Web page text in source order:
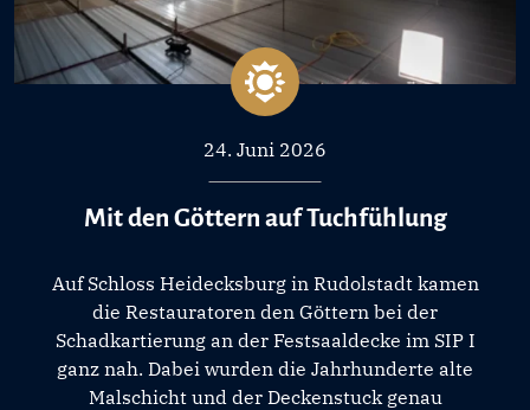
24. Juni 2026
Mit den Göttern auf Tuchfühlung
Auf Schloss Heidecksburg in Rudolstadt kamen
die Restauratoren den Göttern bei der
Schadkartierung an der Festsaaldecke im SIP I
ganz nah. Dabei wurden die Jahrhunderte alte
Malschicht und der Deckenstuck genau